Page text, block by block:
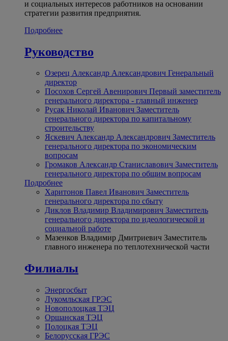
и социальных интересов работников на основании
стратегии развития предприятия.
Подробнее
Руководство
Озерец Александр Александрович Генеральный
директор
Посохов Сергей Авенирович Первый заместитель
генерального директора - главный инженер
Русак Николай Иванович Заместитель
генерального директора по капитальному
строительству
Яскевич Александр Александрович Заместитель
генерального директора по экономическим
вопросам
Громаков Александр Станиславович Заместитель
генерального директора по общим вопросам
Подробнее
Харитонов Павел Иванович Заместитель
генерального директора по сбыту
Диклов Владимир Владимирович Заместитель
генерального директора по идеологической и
социальной работе
Мазенков Владимир Дмитриевич Заместитель
главного инженера по теплотехнической части
Филиалы
Энергосбыт
Лукомльская ГРЭС
Новополоцкая ТЭЦ
Оршанская ТЭЦ
Полоцкая ТЭЦ
Белорусская ГРЭС